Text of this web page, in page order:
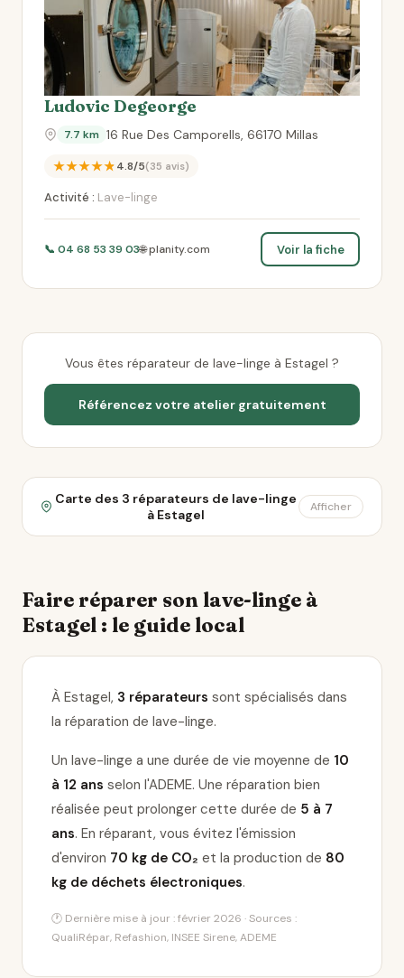
Ludovic Degeorge
7.7 km 16 Rue Des Camporells, 66170 Millas
★★★★★4.8/5(35 avis)
Activité : Lave-linge
📞 04 68 53 39 03🌐 planity.com Voir la fiche
Vous êtes réparateur de lave-linge à Estagel ?
Référencez votre atelier gratuitement
Carte des 3 réparateurs de lave-linge
à Estagel
Afficher
Faire réparer son lave-linge à
Estagel : le guide local
À Estagel, 3 réparateurs sont spécialisés dans
la réparation de lave-linge.
Un lave-linge a une durée de vie moyenne de 10
à 12 ans selon l'ADEME. Une réparation bien
réalisée peut prolonger cette durée de 5 à 7
ans. En réparant, vous évitez l'émission
d'environ 70 kg de CO₂ et la production de 80
kg de déchets électroniques.
🕐 Dernière mise à jour : février 2026 · Sources :
QualiRépar, Refashion, INSEE Sirene, ADEME